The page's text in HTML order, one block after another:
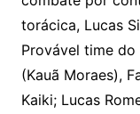
torácica, Lucas
Provável time
(Kauã Moraes),
Kaiki; Lucas